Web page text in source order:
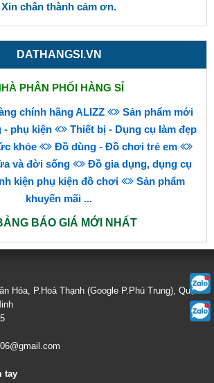
Xin chân thành cảm ơn.
DATHANGSI.VN
PHÂN PHỐI HÀNG SỈ
chính hãng ALIZZ
Sản phẩm mới
- phụ kiện
Thiết bị - Dụng cụ làm đẹp
khỏe
Đồ dùng - Đồ chơi trẻ em
và đời sống
Đồ gia dụng, dụng cụ
kiện phụ kiện đồ chơi
Sản phẩm
khuyến mãi ...
BÁO GIÁ MỚI NHẤT
Hóa, P.Hoà Thạnh (Google P.Phú Trung), Quận
tay